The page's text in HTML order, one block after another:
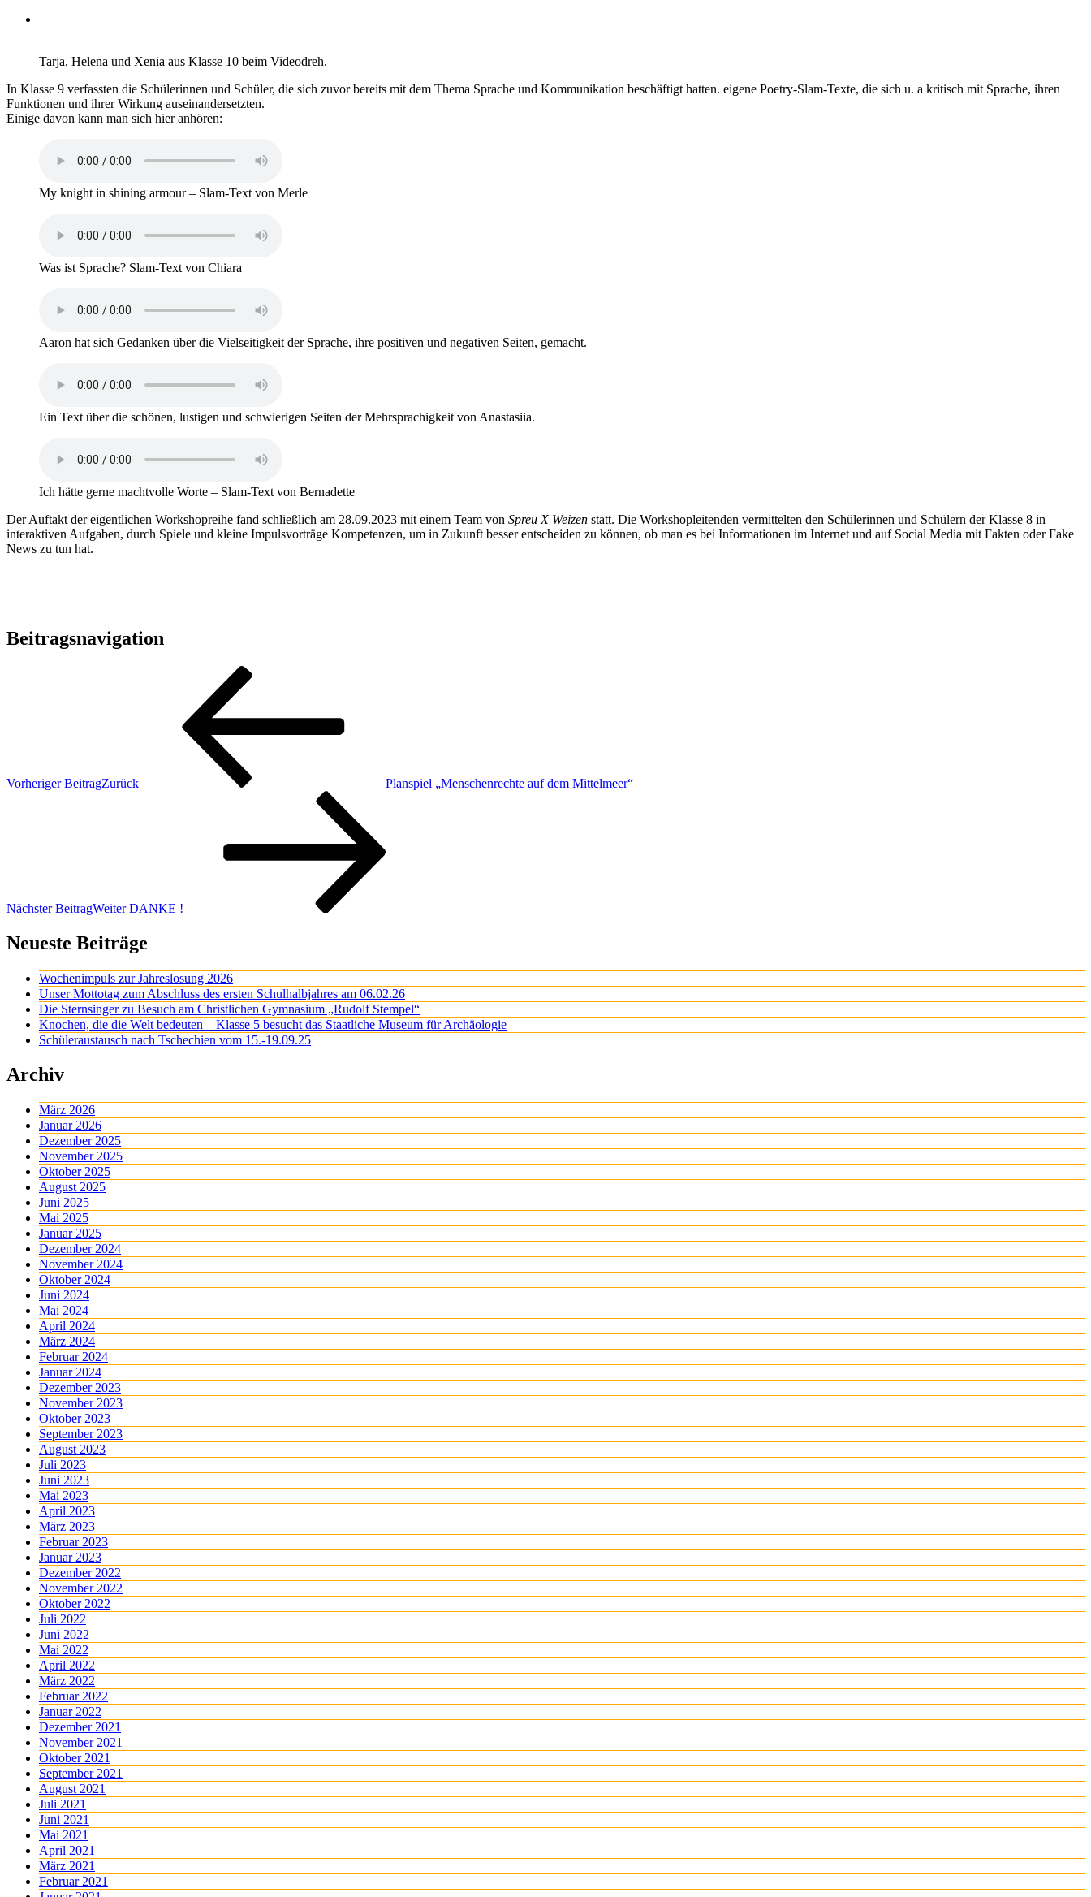
Tarja, Helena und Xenia aus Klasse 10 beim Videodreh.
In Klasse 9 verfassten die Schülerinnen und Schüler, die sich zuvor bereits mit dem Thema Sprache und Kommunikation beschäftigt hatten. eigene Poetry-Slam-Texte, die sich u. a kritisch mit Sprache, ihren
Funktionen und ihrer Wirkung auseinandersetzten.
Einige davon kann man sich hier anhören:
My knight in shining armour – Slam-Text von Merle
Was ist Sprache? Slam-Text von Chiara
Aaron hat sich Gedanken über die Vielseitigkeit der Sprache, ihre positiven und negativen Seiten, gemacht.
Ein Text über die schönen, lustigen und schwierigen Seiten der Mehrsprachigkeit von Anastasiia.
Ich hätte gerne machtvolle Worte – Slam-Text von Bernadette
Der Auftakt der eigentlichen Workshopreihe fand schließlich am 28.09.2023 mit einem Team von Spreu X Weizen statt. Die Workshopleitenden vermittelten den Schülerinnen und Schülern der Klasse 8 in
interaktiven Aufgaben, durch Spiele und kleine Impulsvorträge Kompetenzen, um in Zukunft besser entscheiden zu können, ob man es bei Informationen im Internet und auf Social Media mit Fakten oder Fake
News zu tun hat.
Beitragsnavigation
Vorheriger BeitragZurück Planspiel „Menschenrechte auf dem Mittelmeer“
Nächster BeitragWeiter DANKE !
Neueste Beiträge
Wochenimpuls zur Jahreslosung 2026
Unser Mottotag zum Abschluss des ersten Schulhalbjahres am 06.02.26
Die Sternsinger zu Besuch am Christlichen Gymnasium „Rudolf Stempel“
Knochen, die die Welt bedeuten – Klasse 5 besucht das Staatliche Museum für Archäologie
Schüleraustausch nach Tschechien vom 15.-19.09.25
Archiv
März 2026
Januar 2026
Dezember 2025
November 2025
Oktober 2025
August 2025
Juni 2025
Mai 2025
Januar 2025
Dezember 2024
November 2024
Oktober 2024
Juni 2024
Mai 2024
April 2024
März 2024
Februar 2024
Januar 2024
Dezember 2023
November 2023
Oktober 2023
September 2023
August 2023
Juli 2023
Juni 2023
Mai 2023
April 2023
März 2023
Februar 2023
Januar 2023
Dezember 2022
November 2022
Oktober 2022
Juli 2022
Juni 2022
Mai 2022
April 2022
März 2022
Februar 2022
Januar 2022
Dezember 2021
November 2021
Oktober 2021
September 2021
August 2021
Juli 2021
Juni 2021
Mai 2021
April 2021
März 2021
Februar 2021